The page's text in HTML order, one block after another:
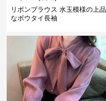
リボンブラウス 水玉模様の上品
なボウタイ長袖